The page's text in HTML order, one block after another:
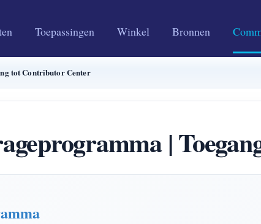
Toepassingen Winkel Bronnen
tot Contributor Center
|